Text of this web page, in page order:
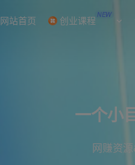
网站首页 创业课程 NEW
一个小
网赚资